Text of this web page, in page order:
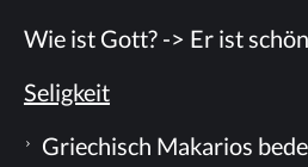
Wie ist Gott? -> Er ist
Se­lig­keit
Grie­chisch Ma­ka­ri­os